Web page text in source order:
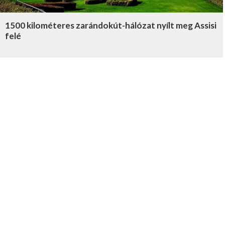
1500 kilométeres zarándokút-hálózat nyílt meg Assisi
felé